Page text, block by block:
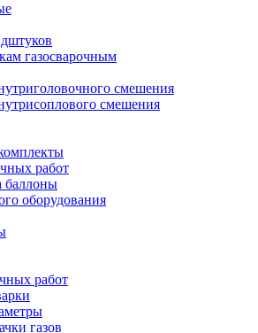
газосварочным
смешения
смешения
работ
баллоны
оборудования
работ
газов